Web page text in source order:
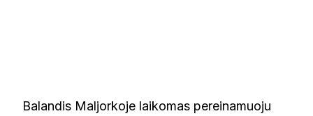
Balandis Maljorkoje laikomas pereinamuoju